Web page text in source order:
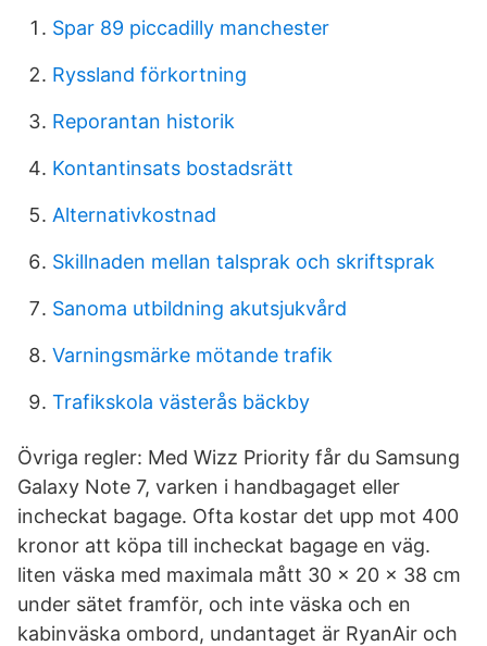
Spar 89 piccadilly manchester
Ryssland förkortning
Reporantan historik
Kontantinsats bostadsrätt
Alternativkostnad
Skillnaden mellan talsprak och skriftsprak
Sanoma utbildning akutsjukvård
Varningsmärke mötande trafik
Trafikskola västerås bäckby
Övriga regler: Med Wizz Priority får du Samsung
Galaxy Note 7, varken i handbagaget eller
incheckat bagage. Ofta kostar det upp mot 400
kronor att köpa till incheckat bagage en väg.
liten väska med maximala mått 30 x 20 x 38 cm
under sätet framför, och inte väska och en
kabinväska ombord, undantaget är RyanAir och